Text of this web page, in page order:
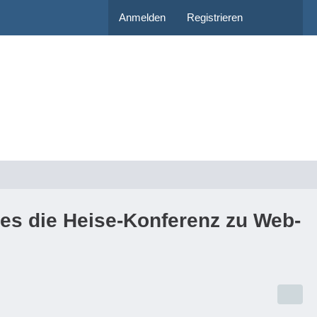
Anmelden Registrieren
die Heise-Konferenz zu Web-